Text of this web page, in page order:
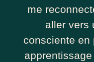
me
aller vers
consciente en